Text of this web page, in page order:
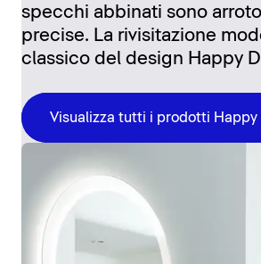
specchi abbinati sono
precise. La rivisitazione
classico del design Happy
Visualizza tutti i prodotti Happy